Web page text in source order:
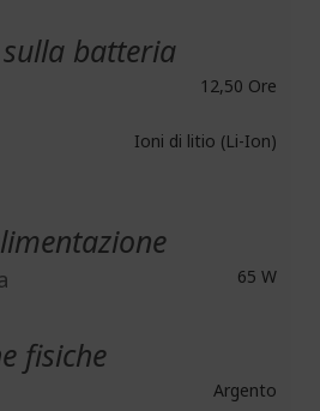
batteria
12,50 Ore
Ioni di litio (Li-Ion)
65 W
fisiche
Argento